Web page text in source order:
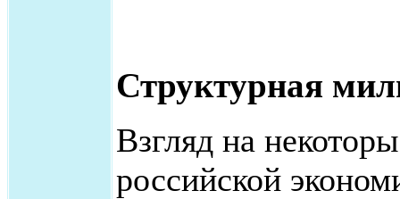
Структурная
Взгляд на
российской